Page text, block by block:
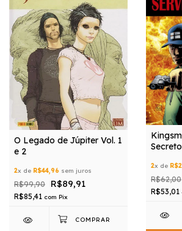
O Legado de Júpiter Vol. 1
e 2
2x de R$44,96 sem juros
R$99,90 R$89,91
R$85,41 com Pix
Secreto
2x de
R$62,00
R$53,01